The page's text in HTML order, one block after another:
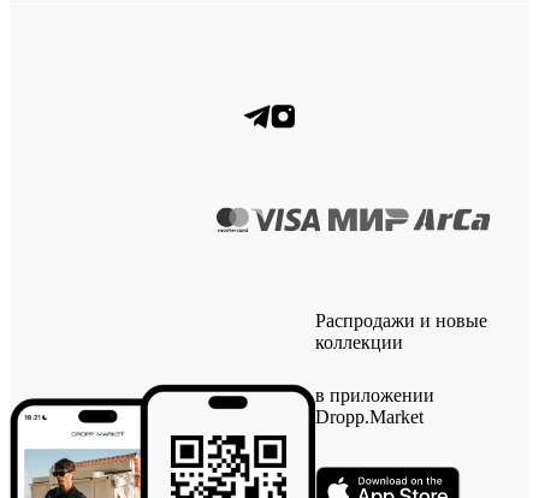
Распродажи и новые
коллекции
в приложении
Dropp.Market